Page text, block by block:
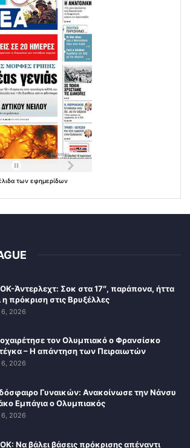
των εφημερίδων
Άντερλεχτ: Σοκ στα 17″, παράπονα, ήττα
η πρόκριση στις Βρυξέλλες
6, 2026
τον Ολυμπιακό ο Φρανσίσκο
– Η απάντηση των Πειραιωτών
6, 2026
Γυναικών: Ανακοίνωσε την Νάνσυ
Εμπάγια ο Ολυμπιακός
6, 2026
Να βάλει βάσεις πρόκρισης απέναντι